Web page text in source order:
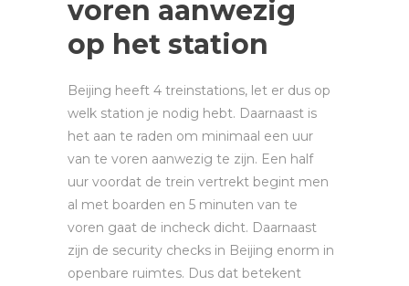
voren aanwezig
op het station
Beijing heeft 4 treinstations, let er dus op
welk station je nodig hebt. Daarnaast is
het aan te raden om minimaal een uur
van te voren aanwezig te zijn. Een half
uur voordat de trein vertrekt begint men
al met boarden en 5 minuten van te
voren gaat de incheck dicht. Daarnaast
zijn de security checks in Beijing enorm in
openbare ruimtes. Dus dat betekent